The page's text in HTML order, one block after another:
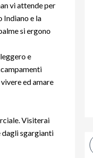
Policy
vi attende per
e la
si ergono
e
ed amare
Visiterai
dagli sgargianti